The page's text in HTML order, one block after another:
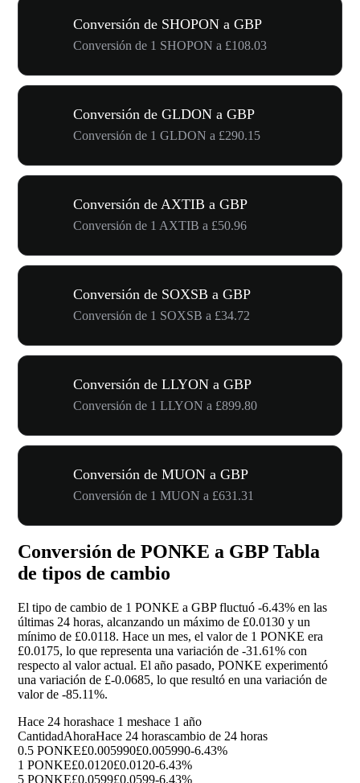
Conversión de SHOPON a GBP
Conversión de 1 SHOPON a £108.03
Conversión de GLDON a GBP
Conversión de 1 GLDON a £290.15
Conversión de AXTIB a GBP
Conversión de 1 AXTIB a £50.96
Conversión de SOXSB a GBP
Conversión de 1 SOXSB a £34.72
Conversión de LLYON a GBP
Conversión de 1 LLYON a £899.80
Conversión de MUON a GBP
Conversión de 1 MUON a £631.31
Conversión de PONKE a GBP Tabla
de tipos de cambio
El tipo de cambio de 1 PONKE a GBP fluctuó -6.43% en las
últimas 24 horas, alcanzando un máximo de £0.0130 y un
mínimo de £0.0118. Hace un mes, el valor de 1 PONKE era
£0.0175, lo que representa una variación de -31.61% con
respecto al valor actual. El año pasado, PONKE experimentó
una variación de £-0.0685, lo que resultó en una variación de
valor de -85.11%.
Hace 24 horashace 1 meshace 1 año
CantidadAhoraHace 24 horascambio de 24 horas
0.5 PONKE£0.005990£0.005990-6.43%
1 PONKE£0.0120£0.0120-6.43%
5 PONKE£0.0599£0.0599-6.43%